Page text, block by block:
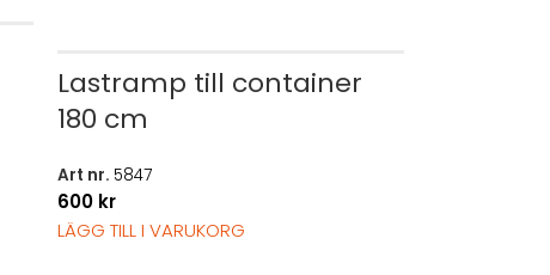
Lastramp till container
180 cm
Art nr. 5847
600 kr
LÄGG TILL I VARUKORG